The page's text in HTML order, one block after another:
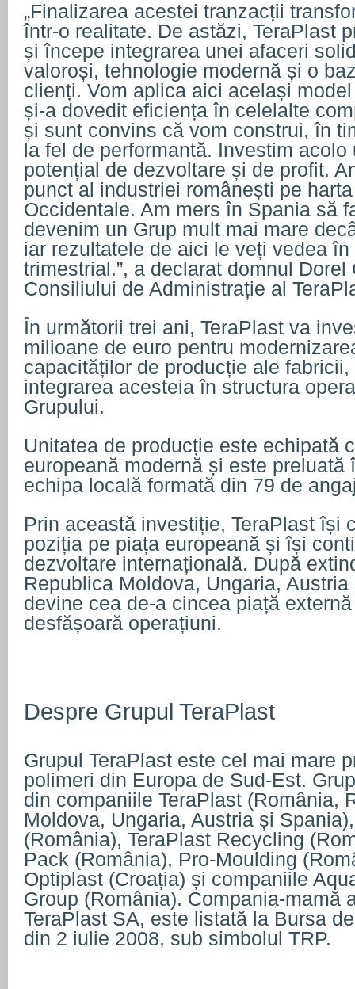
„Finalizarea acestei tranzacții
într-o realitate. De astăzi, TeraPlast
și începe integrarea unei afaceri
valoroși, tehnologie modernă și o
clienți. Vom aplica aici același
și-a dovedit eficiența în celelalte
și sunt convins că vom construi, în
la fel de performantă. Investim acolo
potențial de dezvoltare și de profit.
punct al industriei românești pe
Occidentale. Am mers în Spania să
devenim un Grup mult mai mare
iar rezultatele de aici le veți vedea
trimestrial.”, a declarat domnul
Consiliului de Administrație al
În următorii trei ani, TeraPlast va
milioane de euro pentru
capacităților de producție ale
integrarea acesteia în structura
Grupului.
Unitatea de producție este echipată
europeană modernă și este preluată
echipa locală formată din 79 de
Prin această investiție, TeraPlast își
poziția pe piața europeană și își
dezvoltare internațională. După
Republica Moldova, Ungaria,
devine cea de-a cincea piață
desfășoară operațiuni.
Despre Grupul TeraPlast
Grupul TeraPlast este cel mai mare
polimeri din Europa de Sud-Est.
din companiile TeraPlast (România,
Moldova, Ungaria, Austria și
(România), TeraPlast Recycling
Pack (România), Pro-Moulding
Optiplast (Croația) și companiile
Group (România). Compania-mamă
TeraPlast SA, este listată la Bursa
din 2 iulie 2008, sub simbolul TRP.